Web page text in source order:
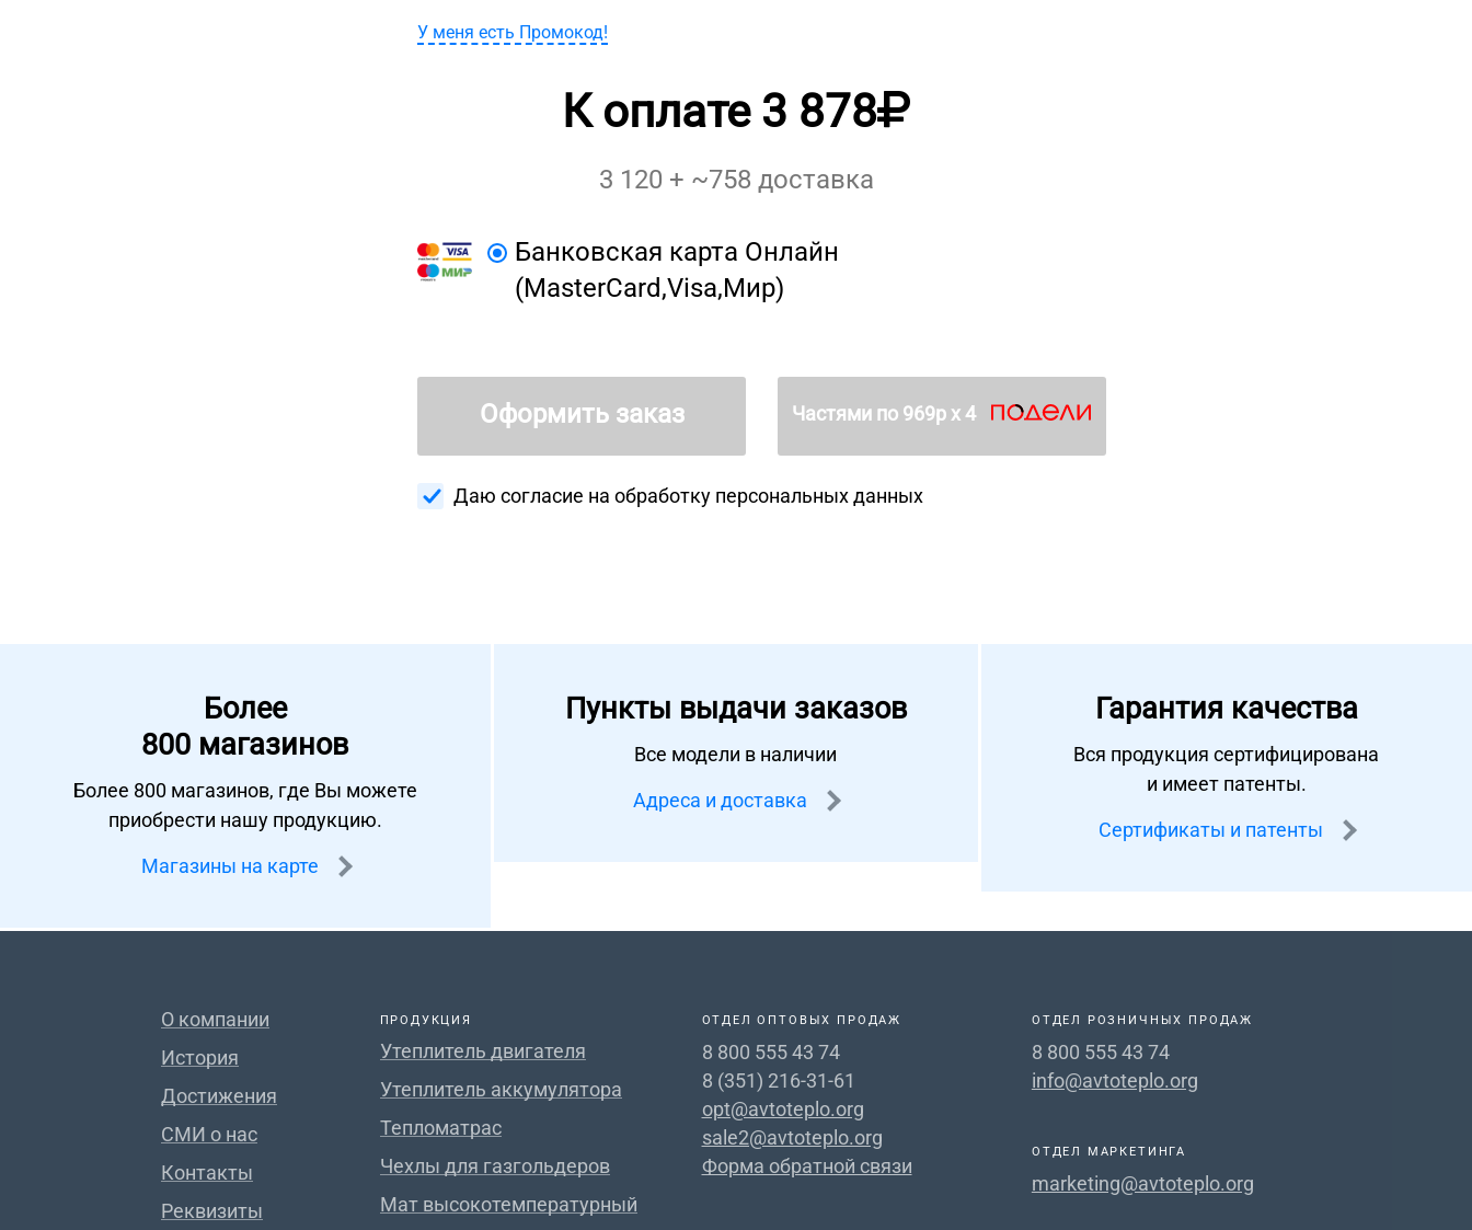
У меня есть Промокод!
К оплате 3 878
3 120 + ~758 доставка
Банковская карта Онлайн
(MasterCard,Visa,Мир)
Оформить заказ Частями по 969р х 4
Даю согласие на обработку персональных данных
Более
800 магазинов
Более 800 магазинов, где Вы можете
приобрести нашу продукцию.
Магазины на карте
Пункты выдачи заказов
Все модели в наличии
Адреса и доставка
Гарантия качества
Вся продукция сертифицирована
и имеет патенты.
Сертификаты и патенты
О компании
История
Достижения
СМИ о нас
Контакты
Реквизиты
ПРОДУКЦИЯ
Утеплитель двигателя
Утеплитель аккумулятора
Тепломатрас
Чехлы для газгольдеров
Мат высокотемпературный
ОТДЕЛ ОПТОВЫХ ПРОДАЖ
8 800 555 43 74
8 (351) 216-31-61
opt@avtoteplo.org
sale2@avtoteplo.org
Форма обратной связи
ОТДЕЛ РОЗНИЧНЫХ ПРОДАЖ
8 800 555 43 74
info@avtoteplo.org
ОТДЕЛ МАРКЕТИНГА
marketing@avtoteplo.org